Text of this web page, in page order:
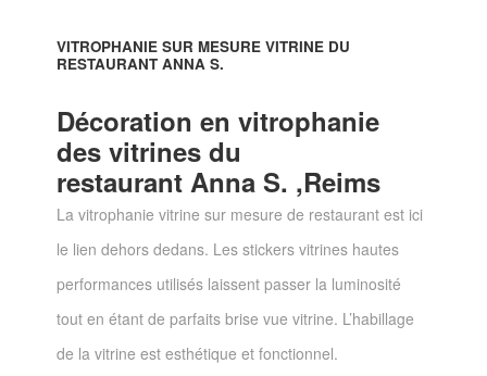
VITROPHANIE SUR MESURE VITRINE DU
RESTAURANT ANNA S.
Décoration en vitrophanie
des vitrines du
restaurant Anna S. ,Reims
La vitrophanie vitrine sur mesure de restaurant est ici
le lien dehors dedans. Les stickers vitrines hautes
performances utilisés laissent passer la luminosité
tout en étant de parfaits brise vue vitrine. L’habillage
de la vitrine est esthétique et fonctionnel.